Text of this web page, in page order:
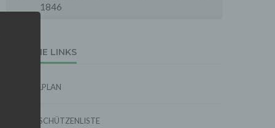
1846
EXTERNE LINKS
SPIELPLAN
TORSCHÜTZENLISTE